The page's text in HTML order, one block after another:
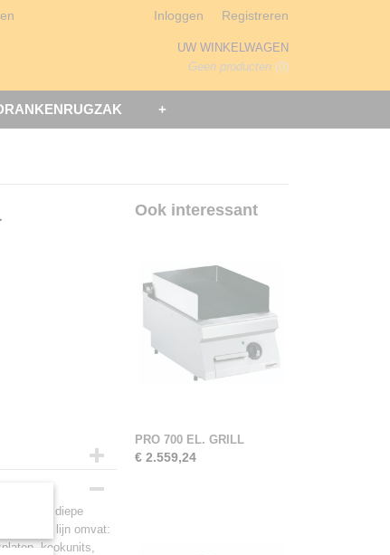
Inloggen Registreren
UW WINKELWAGEN
Geen producten (0)
+
700 mm diepe
Hij hele lijn omvat:
kookunits,
Ook interessant
PRO 700 EL. GRILL
€ 2.559,24